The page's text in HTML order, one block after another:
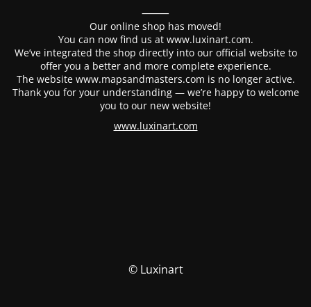
⸻
Our online shop has moved!
You can now find us at www.luxinart.com.
We’ve integrated the shop directly into our official website to
offer you a better and more complete experience.
The website www.mapsandmasters.com is no longer active.
Thank you for your understanding — we’re happy to welcome
you to our new website!
www.luxinart.com
© Luxinart